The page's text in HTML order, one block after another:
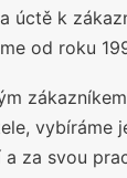
úctě k
od roku
vybíráme
a za svou